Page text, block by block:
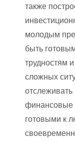
также
молодым
быть
трудностям
сложных
финансовые
готовыми к